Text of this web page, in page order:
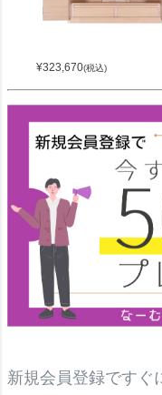
¥323,670(税込)
新規会員登録ですぐ